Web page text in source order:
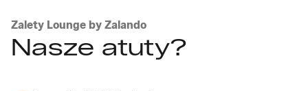
Zalety Lounge by Zalando
Nasze atuty?